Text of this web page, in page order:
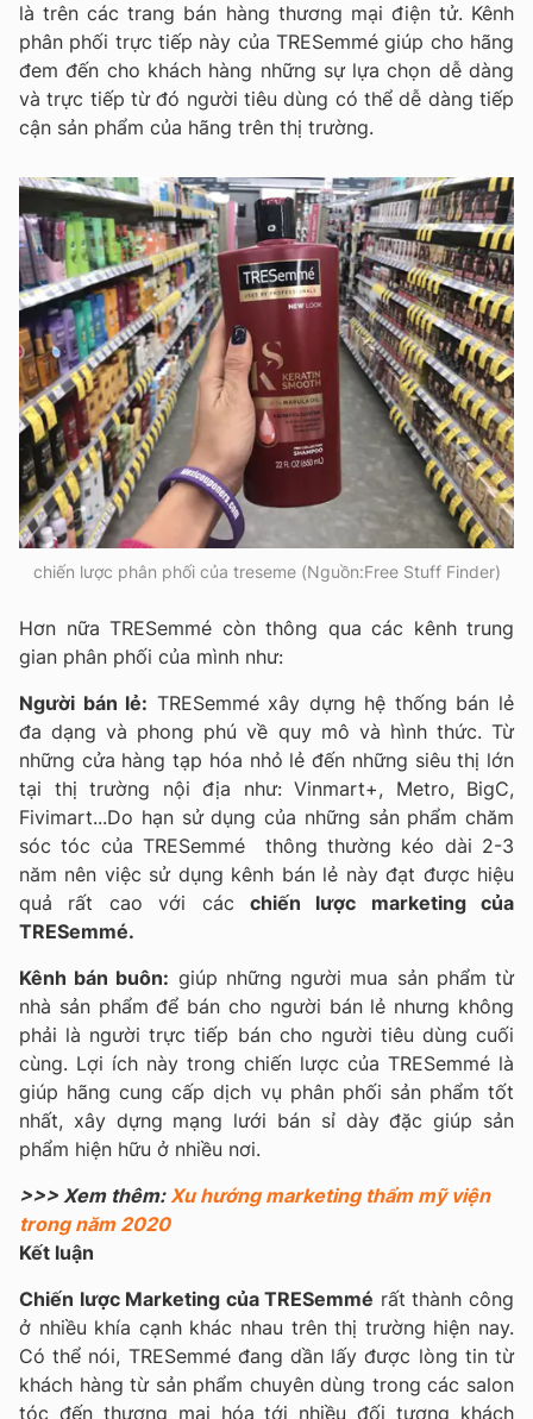
là trên các trang bán hàng thương mại điện tử. Kênh
phân phối trực tiếp này của TRESemmé giúp cho hãng
đem đến cho khách hàng những sự lựa chọn dễ dàng
và trực tiếp từ đó người tiêu dùng có thể dễ dàng tiếp
cận sản phẩm của hãng trên thị trường.
chiến lược phân phối của treseme (Nguồn:Free Stuff Finder)
Hơn nữa TRESemmé còn thông qua các kênh trung
gian phân phối của mình như:
Người bán lẻ: TRESemmé xây dựng hệ thống bán lẻ
đa dạng và phong phú về quy mô và hình thức. Từ
những cửa hàng tạp hóa nhỏ lẻ đến những siêu thị lớn
tại thị trường nội địa như: Vinmart+, Metro, BigC,
Fivimart...Do hạn sử dụng của những sản phẩm chăm
sóc tóc của TRESemmé thông thường kéo dài 2-3
năm nên việc sử dụng kênh bán lẻ này đạt được hiệu
quả rất cao với các chiến lược marketing của
TRESemmé.
Kênh bán buôn: giúp những người mua sản phẩm từ
nhà sản phẩm để bán cho người bán lẻ nhưng không
phải là người trực tiếp bán cho người tiêu dùng cuối
cùng. Lợi ích này trong chiến lược của TRESemmé là
giúp hãng cung cấp dịch vụ phân phối sản phẩm tốt
nhất, xây dựng mạng lưới bán sỉ dày đặc giúp sản
phẩm hiện hữu ở nhiều nơi.
>>> Xem thêm:Xu hướng marketing thẩm mỹ viện
trong năm 2020
Kết luận
Chiến lược Marketing của TRESemmé rất thành công
ở nhiều khía cạnh khác nhau trên thị trường hiện nay.
Có thể nói, TRESemmé đang dần lấy được lòng tin từ
khách hàng từ sản phẩm chuyên dùng trong các salon
tóc đến thương mại hóa tới nhiều đối tượng khách